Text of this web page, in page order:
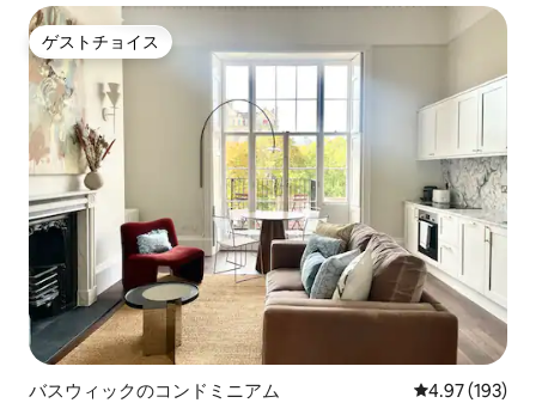
ゲストチョイス
ゲストチョイス
バスウィックのコンドミニアム レビュー193
4.97 (193)